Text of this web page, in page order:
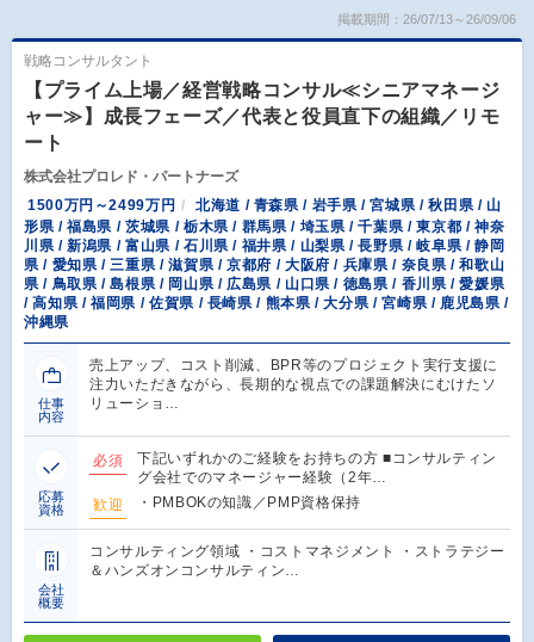
掲載期間：26/07/13～26/09/06
戦略コンサルタント
【プライム上場／経営戦略コンサル≪シニアマネージ
ャー≫】成長フェーズ／代表と役員直下の組織／リモ
ート
株式会社プロレド・パートナーズ
1500万円～2499万円
北海道 / 青森県 / 岩手県 / 宮城県 / 秋田県 / 山
形県 / 福島県 / 茨城県 / 栃木県 / 群馬県 / 埼玉県 / 千葉県 / 東京都 / 神奈
川県 / 新潟県 / 富山県 / 石川県 / 福井県 / 山梨県 / 長野県 / 岐阜県 / 静岡
県 / 愛知県 / 三重県 / 滋賀県 / 京都府 / 大阪府 / 兵庫県 / 奈良県 / 和歌山
県 / 鳥取県 / 島根県 / 岡山県 / 広島県 / 山口県 / 徳島県 / 香川県 / 愛媛県
/ 高知県 / 福岡県 / 佐賀県 / 長崎県 / 熊本県 / 大分県 / 宮崎県 / 鹿児島県 /
沖縄県
仕事
内容
売上アップ、コスト削減、BPR等のプロジェクト実行支援に
注力いただきながら、長期的な視点での課題解決にむけたソ
リューショ…
応募
資格
必須
下記いずれかのご経験をお持ちの方 ■コンサルティン
グ会社でのマネージャー経験（2年…
歓迎
・PMBOKの知識／PMP資格保持
会社
概要
コンサルティング領域 ・コストマネジメント ・ストラテジー
＆ハンズオンコンサルティン…